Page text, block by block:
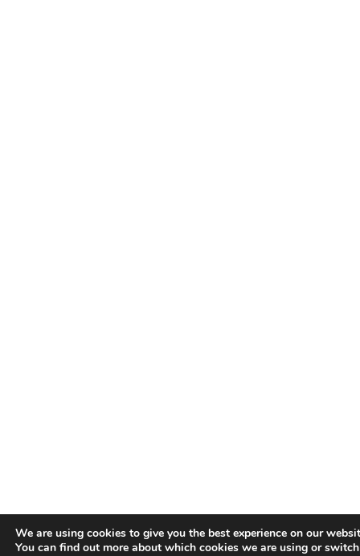
We are using cookies to give you the best experience on our
You can find out more about which cookies we are using or